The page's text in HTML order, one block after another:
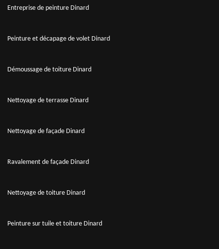
Entreprise de peinture Dinard
Peinture et décapage de volet Dinard
Démoussage de toiture Dinard
Nettoyage de terrasse Dinard
Nettoyage de façade Dinard
Ravalement de façade Dinard
Nettoyage de toiture Dinard
Peinture sur tuile et toiture Dinard